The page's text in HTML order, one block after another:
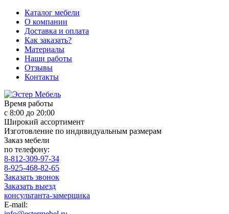
Каталог мебели
О компании
Доставка и оплата
Как заказать?
Материалы
Наши работы
Отзывы
Контакты
Время работы
с 8:00 до 20:00
Широкий ассортимент
Изготовление по индивидуальным размерам
Заказ мебели
по телефону:
8-812-309-97-34
8-925-468-82-65
Заказать звонок
Заказать выезд
консультанта-замерщика
E-mail: